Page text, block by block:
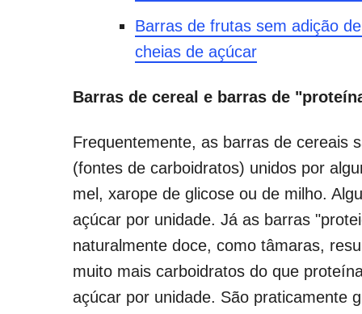
Barras de frutas sem adição
cheias de açúcar
Barras de cereal e barras de
Frequentemente, as barras de cereais
(fontes de carboidratos) unidos por
mel, xarope de glicose ou de milho.
açúcar por unidade. Já as barras
naturalmente doce, como tâmaras,
muito mais carboidratos do que
açúcar por unidade. São praticamente